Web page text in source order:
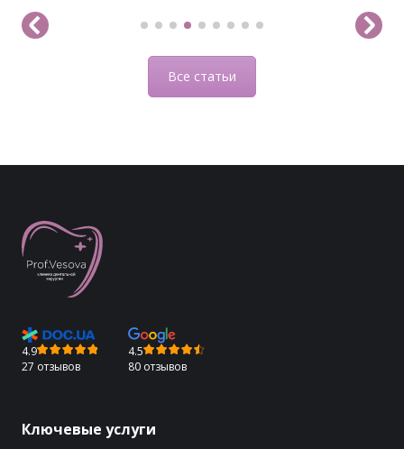
Все статьи
4.9
27 отзывов
4.5
80 отзывов
Ключевые услуги